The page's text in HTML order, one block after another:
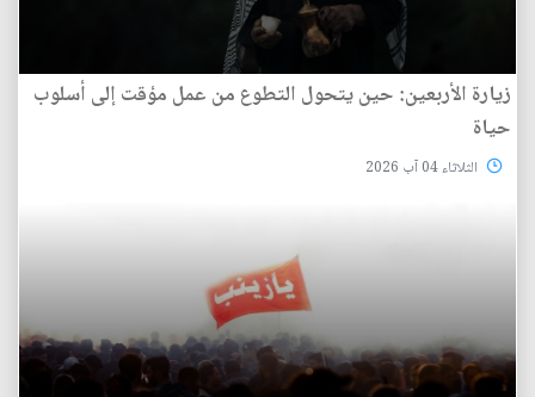
زيارة الأربعين: حين يتحول التطوع من عمل مؤقت إلى أسلوب
حياة
الثلاثاء 04 آب 2026